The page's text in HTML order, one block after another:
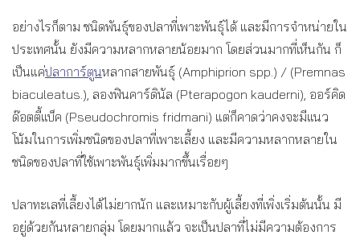
อย่างไรก็ตาม ชนิดพันธุ์ของปลาที่เพาะพันธุ์ได้ และมีการจำหน่ายใน
ประเทศนั้น ยังมีความหลากหลายน้อยมาก โดยส่วนมากที่เห็นกัน ก็
เป็นแค่ปลาการ์ตูนหลากสายพันธุ์ (Amphiprion spp.) / (Premnas
biaculeatus.), ลองฟินคาร์ดินัล (Pterapogon kauderni), ออร์คิด
ด๊อตตี้แบ็ค (Pseudochromis fridmani) แต่ก็คาดว่าคงจะมีแนว
โน้มในการเพิ่มชนิดของปลาที่เพาะเลี้ยง และมีความหลากหลายใน
ชนิดของปลาที่ใช้เพาะพันธุ์เพิ่มมากขึ้นเรื่อยๆ
ปลาทะเลที่เลี้ยงได้ไม่ยากนัก และเหมาะกับผู้เลี้ยงที่เพิ่งเริ่มต้นนั้น มี
อยู่ด้วยกันหลายกลุ่ม โดยมากแล้ว จะเป็นปลาที่ไม่มีความต้องการ